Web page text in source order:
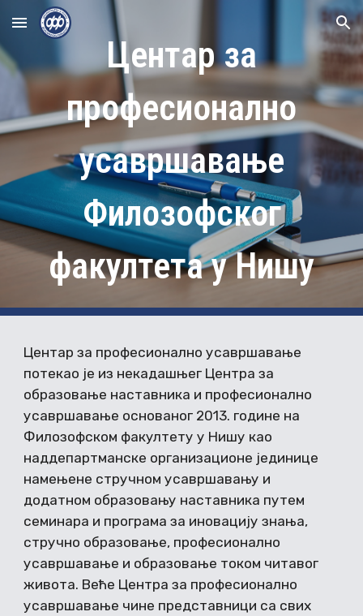
Skip to main content Skip to navigation
Центар за
професионално
усавршавање
Филозофског
факултета у Нишу
Центар за професионално усавршавање
потекао је из некадашњег Центра за
образовање наставника и професионално
усавршавање основаног 2013. године на
Филозофском факултету у Нишу као
наддепартманске организационе јединице
намењене стручном усавршавању и
додатном образовању наставника путем
семинара и програма за иновацију знања,
стручно образовање, професионално
усавршавање и образовање током читавог
живота. Веће Центра за професионално
усавршавање чине представници са свих